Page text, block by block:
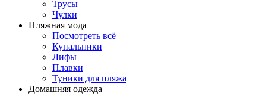
Трусы
Чулки
Пляжная мода
Посмотреть всё
Купальники
Лифы
Плавки
Туники для пляжа
Домашняя одежда